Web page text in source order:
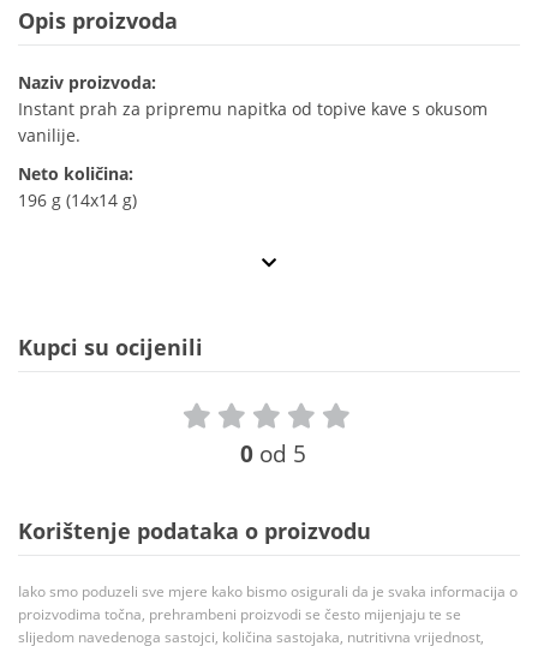
Opis proizvoda
Naziv proizvoda:
Instant prah za pripremu napitka od topive kave s okusom
vanilije.
Neto količina:
196 g (14x14 g)
Kupci su ocijenili
0 od 5
Korištenje podataka o proizvodu
Iako smo poduzeli sve mjere kako bismo osigurali da je svaka informacija o
proizvodima točna, prehrambeni proizvodi se često mijenjaju te se
slijedom navedenoga sastojci, količina sastojaka, nutritivna vrijednost,